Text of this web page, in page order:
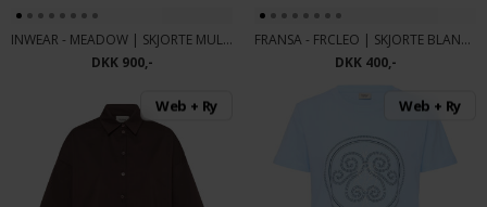
INWEAR - MEADOW | SKJORTE MULTI PAN
DKK 900,-
FRANSA - FRCLEO | SKJORTE BLANC DE
DKK 400,-
Web + Ry Web + Ry